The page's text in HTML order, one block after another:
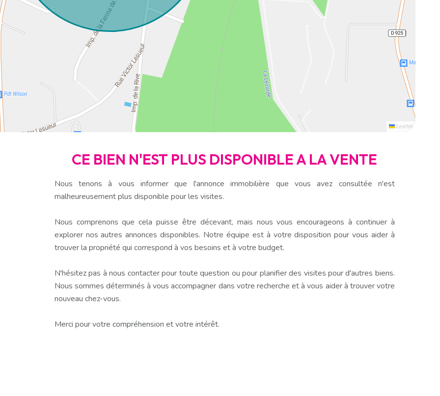
Leaflet
CE BIEN N'EST PLUS DISPONIBLE A LA VENTE
Nous tenons à vous informer que l'annonce immobilière que vous avez consultée n'est
malheureusement plus disponible pour les visites.
Nous comprenons que cela puisse être décevant, mais nous vous encourageons à continuer à
explorer nos autres annonces disponibles. Notre équipe est à votre disposition pour vous aider à
trouver la propriété qui correspond à vos besoins et à votre budget.
N'hésitez pas à nous contacter pour toute question ou pour planifier des visites pour d'autres biens.
Nous sommes déterminés à vous accompagner dans votre recherche et à vous aider à trouver votre
nouveau chez-vous.
Merci pour votre compréhension et votre intérêt.